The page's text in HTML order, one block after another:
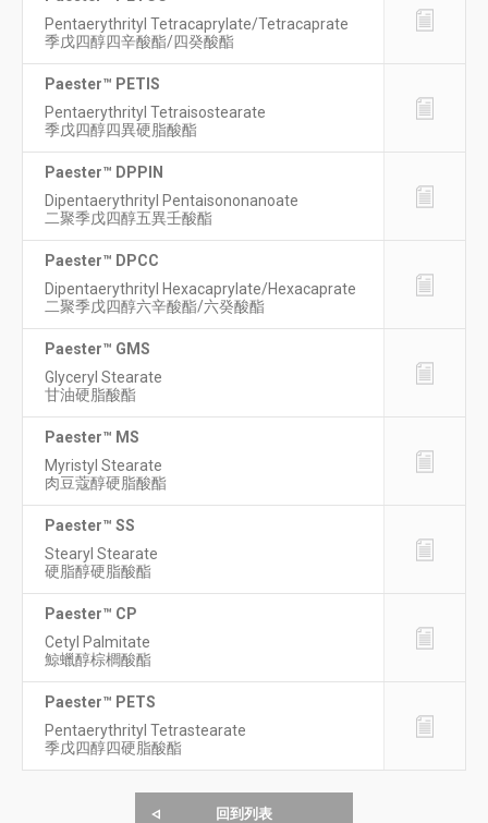
Pentaerythrityl Tetracaprylate/Tetracaprate
季戊四醇四辛酸酯/四癸酸酯
Paester™ PETIS
Pentaerythrityl Tetraisostearate
季戊四醇四異硬脂酸酯
Paester™ DPPIN
Dipentaerythrityl Pentaisononanoate
二聚季戊四醇五異壬酸酯
Paester™ DPCC
Dipentaerythrityl Hexacaprylate/Hexacaprate
二聚季戊四醇六辛酸酯/六癸酸酯
Paester™ GMS
Glyceryl Stearate
甘油硬脂酸酯
Paester™ MS
Myristyl Stearate
肉豆蔻醇硬脂酸酯
Paester™ SS
Stearyl Stearate
硬脂醇硬脂酸酯
Paester™ CP
Cetyl Palmitate
鯨蠟醇棕櫚酸酯
Paester™ PETS
Pentaerythrityl Tetrastearate
季戊四醇四硬脂酸酯
回到列表